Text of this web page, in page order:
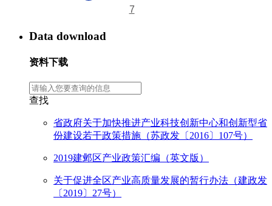
7
Data download
资料下载
查找
省政府关于加快推进产业科技创新中心和创新型省
份建设若干政策措施（苏政发〔2016〕107号）
2019建邺区产业政策汇编（英文版）
关于促进全区产业高质量发展的暂行办法（建政发
〔2019〕27号）